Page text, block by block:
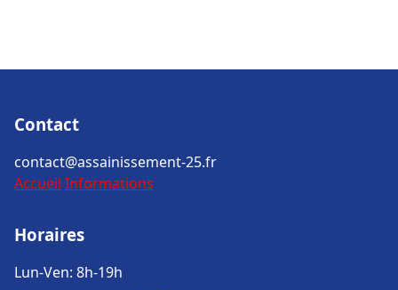
Contact
contact@assainissement-25.fr
Accueil Informations
Horaires
Lun-Ven: 8h-19h